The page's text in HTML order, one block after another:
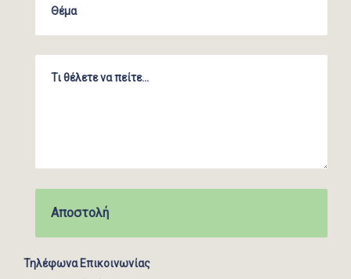
Τηλέφωνα Επικοινωνίας